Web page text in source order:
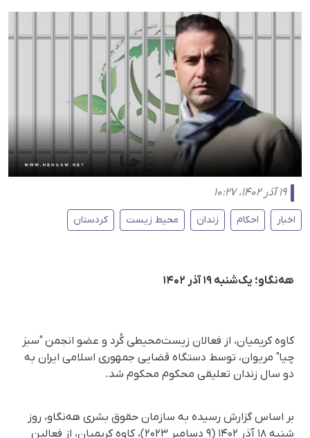
۱۹ آذر ۱۴۰۲، ۱۰:۲۷
اخبار احکام زندان محیط زیست کردستان
هه‌نگاو؛ یک‌شنبه ۱۹ آذر ۱۴۰۲
کاوه کریمیان، از فعالان زیست‌محیطی کُرد و عضو انجمن "سبز
چیا" مریوان، توسط دستگاه قضایی جمهوری اسلامی ایران به
دو سال زندان تعلیقی محکوم محکوم شد.
بر اساس گزارش رسیده به سازمان حقوق بشری هه‌نگاو، روز
شنبه ۱۸ آذر ۱۴۰۲ (۹ دسامبر ۲۰۲۳)، کاوه کریمیان، از فعالین